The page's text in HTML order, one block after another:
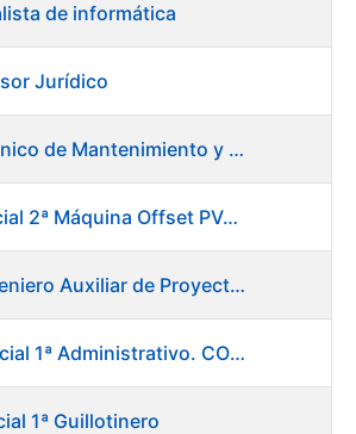
de informática
Jurídico
OE 07/22 - Técnico de Mantenimiento y Aplicaciones Industriales
OE 01/22 - Oficial 2ª Máquina Offset PVC+2 colores
OE 06/22 - Ingeniero Auxiliar de Proyectos
INF 03/22 - Oficial 1ª Administrativo. CONSOLIDACIÓN EMPLEO TEMPORAL LARGA DURACIÓN
1ª Guillotinero